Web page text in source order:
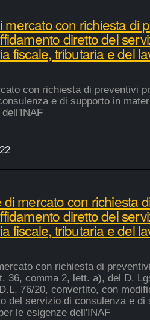
con richiesta di
diretto del
fiscale, tributaria e del
con richiesta di preventivi
e di supporto in
mercato con richiesta
diretto del
fiscale, tributaria e del
con richiesta di
36, comma 2, lett. a), del D.
76/20, convertito, con
del servizio di consulenza e
le esigenze dell'INAF